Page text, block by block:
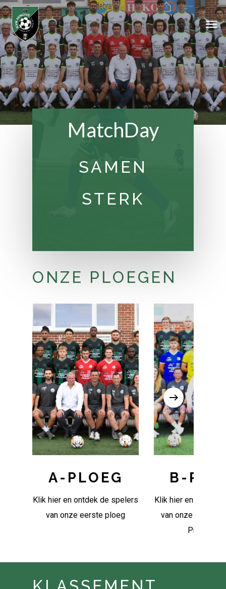
Skip
to
main
content
MatchDay
SAMEN
STERK
ONZE PLOEGEN
A-PLOEG
Klik hier en ontdek de spelers
van onze eerste ploeg
B-
Klik hier en ontdek
van onze ploeg in